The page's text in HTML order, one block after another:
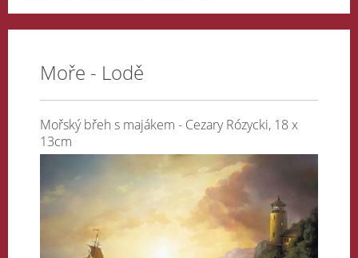
Moře - Lodě
Mořský břeh s majákem - Cezary Rózycki, 18 x
13cm